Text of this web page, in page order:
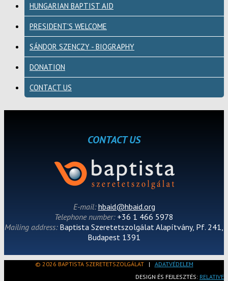
HUNGARIAN BAPTIST AID
PRESIDENT'S WELCOME
SÁNDOR SZENCZY - BIOGRAPHY
DONATION
CONTACT US
CONTACT US
E-mail:hbaid@hbaid.org
Telephone number: +36 1 466 5978
Mailing address: Baptista Szeretetszolgálat Alapítvány, Pf. 241,
Budapest 1391
© 2026 BAPTISTA SZERETETSZOLGÁLAT| ADATVÉDELEM
DESIGN ÉS FEJLESZTÉS: RELATIVE